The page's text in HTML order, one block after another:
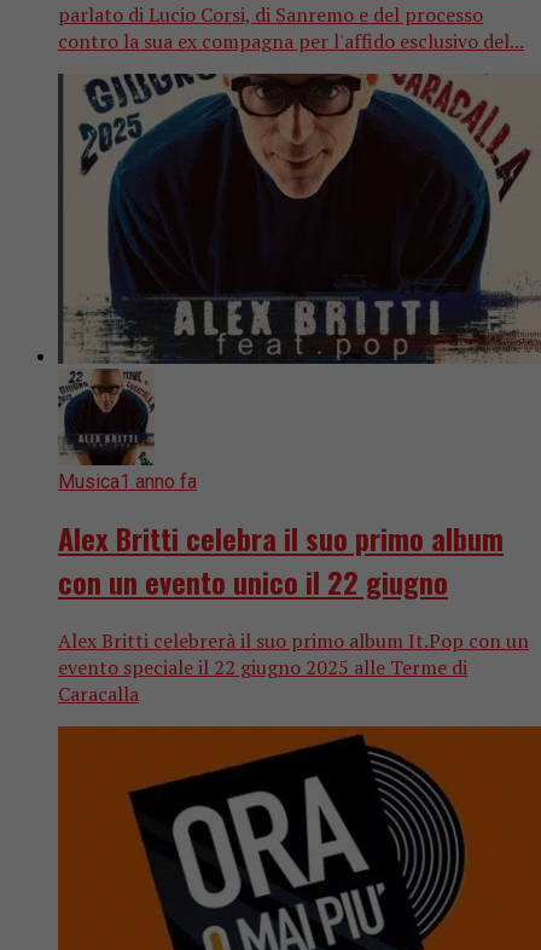
parlato di Lucio Corsi, di Sanremo e del processo
contro la sua ex compagna per l'affido esclusivo del...
Musica1 anno fa
Alex Britti celebra il suo primo album
con un evento unico il 22 giugno
Alex Britti celebrerà il suo primo album It.Pop con un
evento speciale il 22 giugno 2025 alle Terme di
Caracalla